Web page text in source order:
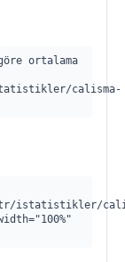
ortalama
calisma-
tr/istatistikler/